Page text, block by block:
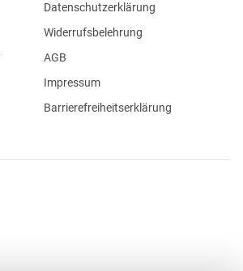
Datenschutzerklärung
Widerrufsbelehrung
AGB
Impressum
Barrierefreiheitserklärung